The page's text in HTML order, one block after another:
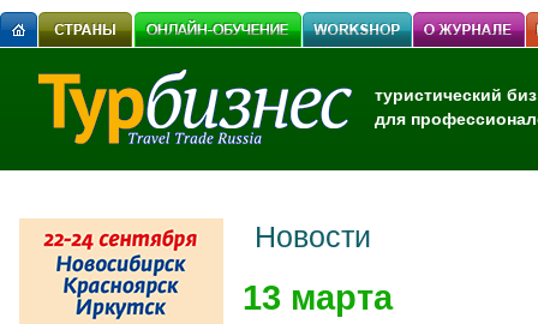
туристический
для
Новости
13 марта